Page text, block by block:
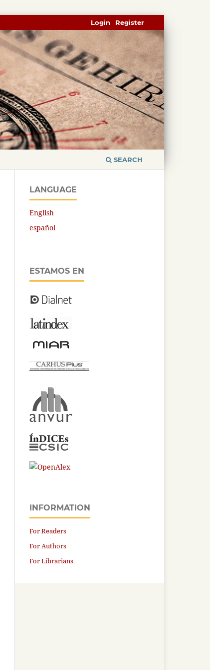
SEARCH
Register
Login
LANGUAGE
English
español
ESTAMOS EN
INFORMATION
For Readers
For Authors
For Librarians